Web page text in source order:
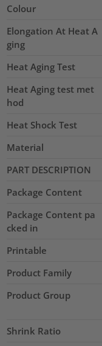
Colour
Elongation At Heat A
ging
Heat Aging Test
Heat Aging test met
hod
Heat Shock Test
Material
PART DESCRIPTION
Package Content
Package Content pa
cked in
Printable
Product Family
Product Group
Shrink Ratio